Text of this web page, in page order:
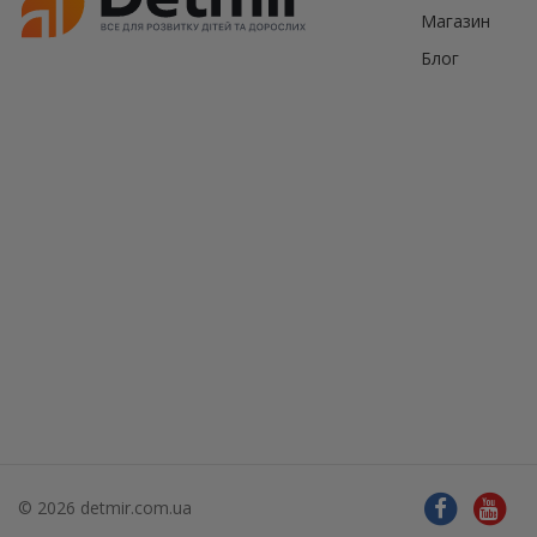
Магазин
Блог
© 2026 detmir.com.ua